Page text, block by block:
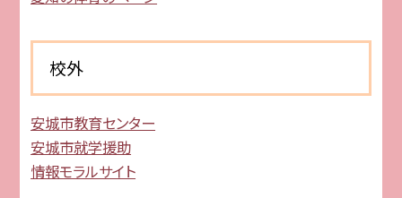
校外
安城市教育センター
安城市就学援助
情報モラルサイト